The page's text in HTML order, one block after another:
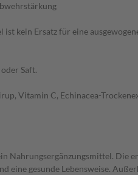
kein Ersatz für eine
Saft.
Vitamin C, Echinacea-
Nahrungsergänzungsmittel. Die
eine gesunde Lebensweise.